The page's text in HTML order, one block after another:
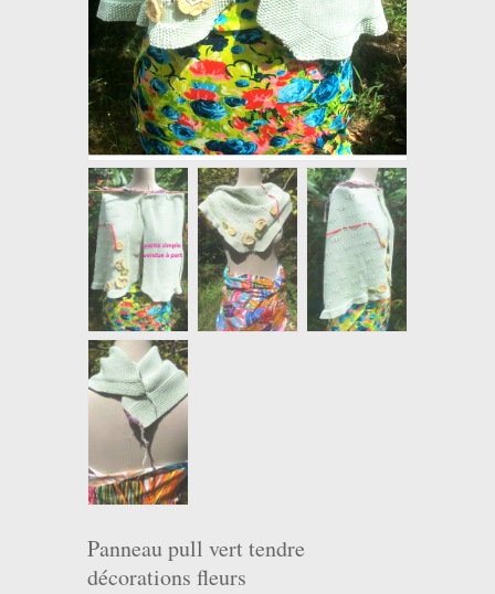
Panneau pull vert tendre
décorations fleurs